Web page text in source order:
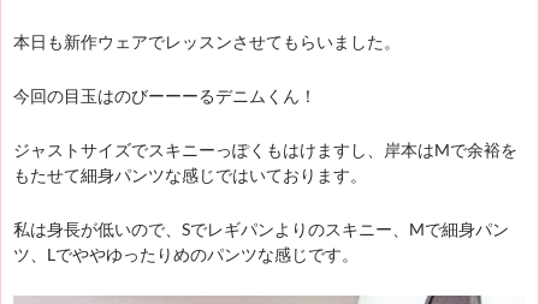
本日も新作ウェアでレッスンさせてもらいました。
今回の目玉はのびーーーるデニムくん！
ジャストサイズでスキニーっぽくもはけますし、岸本はMで余裕を
もたせて細身パンツな感じではいております。
私は身長が低いので、Sでレギパンよりのスキニー、Mで細身パン
ツ、Lでややゆったりめのパンツな感じです。